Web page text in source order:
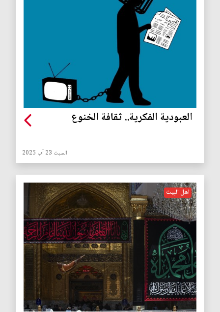
العبودية الفكرية.. ثقافة الخنوع
السبت 23 آب 2025
اهل البيت